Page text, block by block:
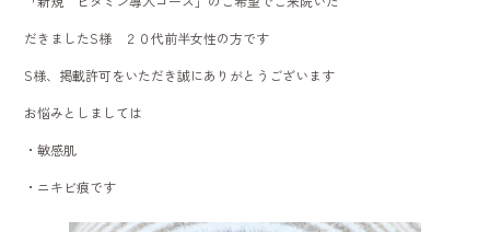
o
ok
だきましたS様 ２０代前半女性の方です
S様、掲載許可をいただき誠にありがとうございます
お悩みとしましては
・敏感肌
・ニキビ痕です